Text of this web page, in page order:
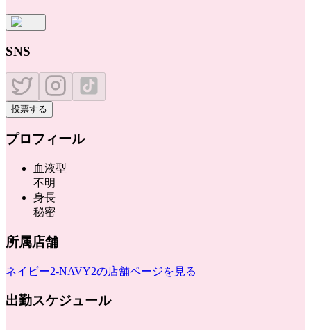
SNS
投票する
プロフィール
血液型
不明
身長
秘密
所属店舗
ネイビー2-NAVY2の店舗ページを見る
出勤スケジュール